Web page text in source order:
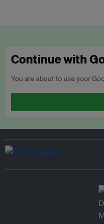
Continue with
You are about to use your